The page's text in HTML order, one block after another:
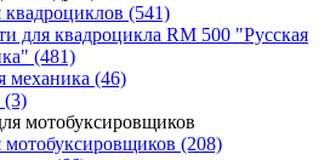
квадроциклов (541)
для квадроцикла RM 500 "Русская
(481)
механика (46)
(3)
мотобуксировщиков (208)